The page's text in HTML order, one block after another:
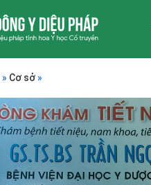
» Cơ sở »